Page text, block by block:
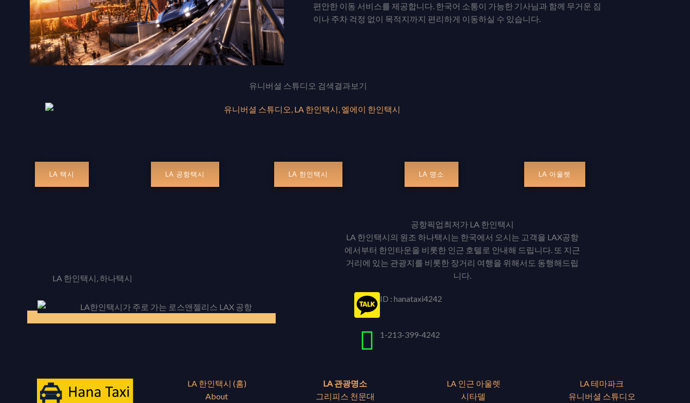
편안한 이동 서비스를 제공합니다. 한국어 소통이 가능한 기사님과 함께 무거운 짐
이나 주차 걱정 없이 목적지까지 편리하게 이동하실 수 있습니다.
유니버셜 스튜디오 검색결과보기
LA 택시 LA 공항택시 LA 한인택시 LA 명소 LA 아울렛
LA 한인택시, 하나택시
공항픽업최저가 LA 한인택시
LA 한인택시의 원조 하나택시는 한국에서 오시는 고객을 LAX공항
에서부터 한인타운을 비롯한 인근 호텔로 안내해 드립니다. 또 지근
거리에 있는 관광지를 비롯한 장거리 여행을 위해서도 동행해드립
니다.
ID : hanataxi4242
1-213-399-4242
LA 한인택시 (홈)
About
LA 관광명소
그리피스 천문대
LA 인근 아울렛
시타델
LA 테마파크
유니버셜 스튜디오